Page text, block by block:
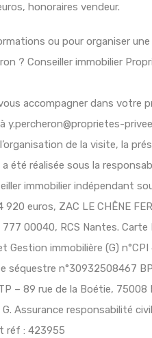
honoraires vendeur.
ou pour organiser
? Conseiller immobilier
accompagner dans votre
y.percheron@proprietes-
de la visite, la
été réalisée sous la
immobilier indépendant
euros, ZAC LE CHÊNE
777 00040, RCS Nantes.
Gestion immobilière (G)
séquestre n°30932508467
– 89 rue de la Boétie,
Assurance responsabilité
réf : 423955